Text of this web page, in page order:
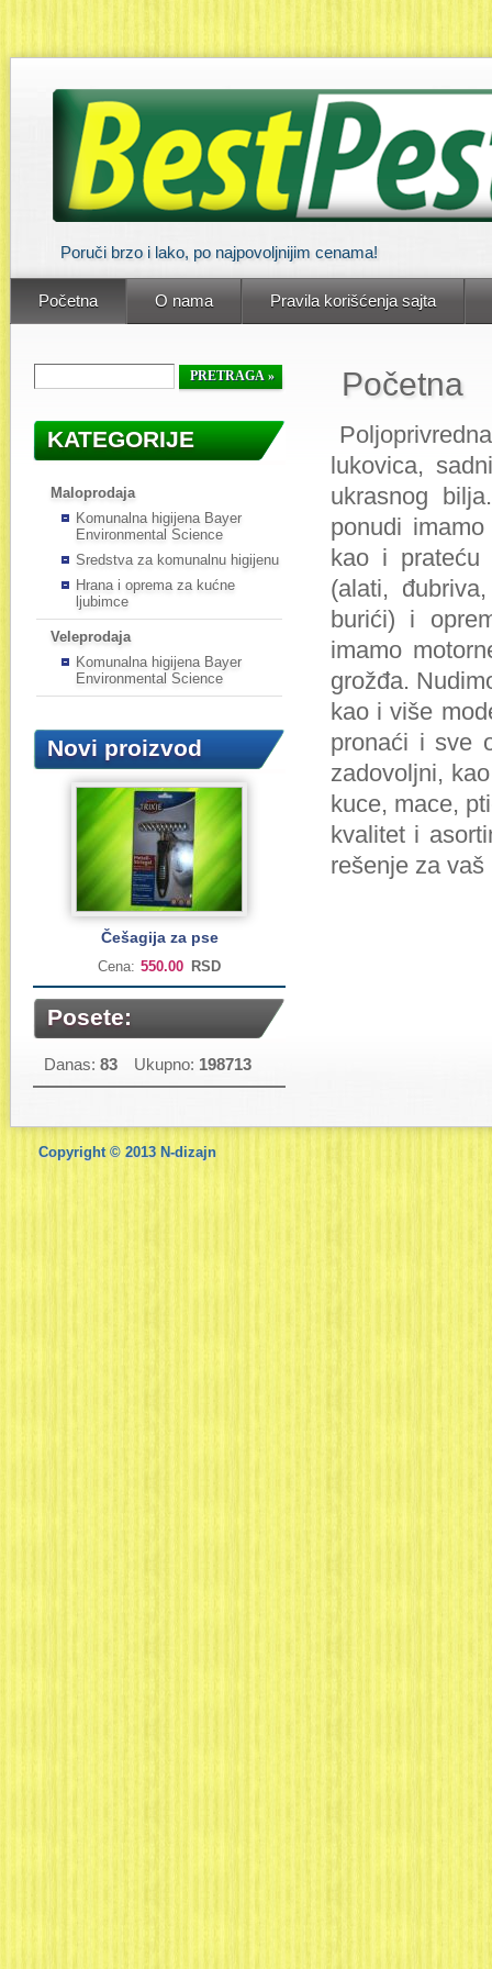
Poruči brzo i lako, po najpovoljnijim cenama!
Početna O nama Pravila korišćenja sajta
KATEGORIJE
Maloprodaja
Komunalna higijena Bayer
Environmental Science
Sredstva za komunalnu higijenu
Hrana i oprema za kućne
ljubimce
Veleprodaja
Komunalna higijena Bayer
Environmental Science
Novi proizvod
Češagija za pse
Cena: 550.00 RSD
Posete:
Danas: 83 Ukupno: 198713
Početna
lukovica,
ukrasnog
ponudi
kao i prateću
(alati,
burići) i
imamo
grožđa.
kao i više
pronaći i sve
zadovoljni,
kuce, mace,
kvalitet i
rešenje za vaš
Copyright © 2013 N-dizajn